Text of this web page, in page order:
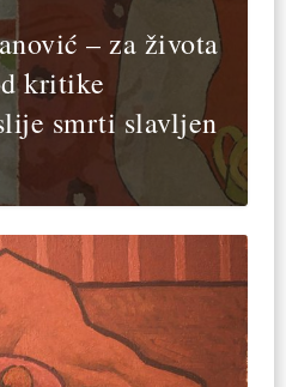
– za života
kritike
smrti slavljen